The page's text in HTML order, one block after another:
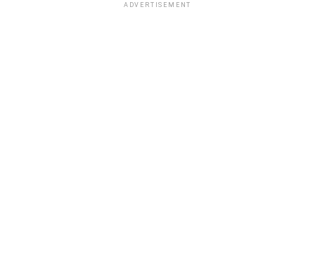
ADVERTISEMENT